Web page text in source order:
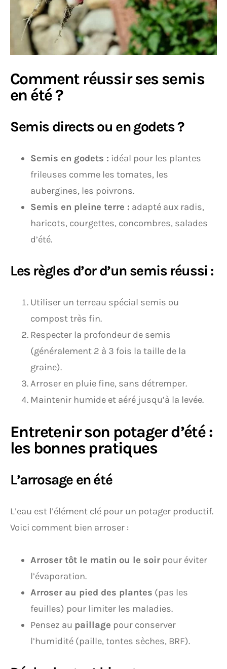
Comment réussir ses semis
en été ?
Semis directs ou en godets ?
Semis en godets : idéal pour les plantes
frileuses comme les tomates, les
aubergines, les poivrons.
Semis en pleine terre : adapté aux radis,
haricots, courgettes, concombres, salades
d’été.
Les règles d’or d’un semis réussi :
Utiliser un terreau spécial semis ou
compost très fin.
Respecter la profondeur de semis
(généralement 2 à 3 fois la taille de la
graine).
Arroser en pluie fine, sans détremper.
Maintenir humide et aéré jusqu’à la levée.
Entretenir son potager d’été :
les bonnes pratiques
L’arrosage en été
L’eau est l’élément clé pour un potager productif.
Voici comment bien arroser :
Arroser tôt le matin ou le soir pour éviter
l’évaporation.
Arroser au pied des plantes (pas les
feuilles) pour limiter les maladies.
Pensez au paillage pour conserver
l’humidité (paille, tontes sèches, BRF).